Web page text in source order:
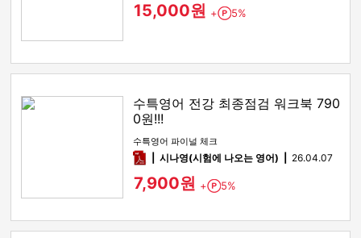
15,000원 + Point
5%
수특영어 전강 최종점검 워크북 790
0원!!!
수특영어 파이널 체크
pdf시나영(시험에 나오는 영어) 26.04.07
7,900원 + Point
5%